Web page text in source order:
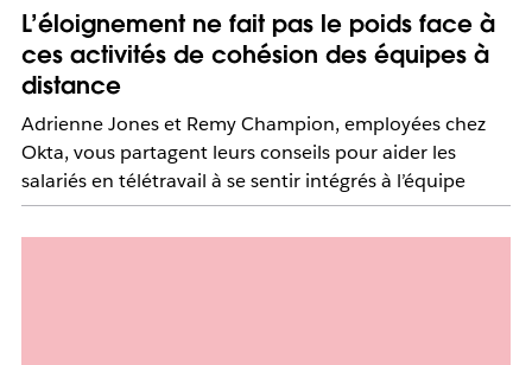
L’éloignement ne fait pas le poids face à
ces activités de cohésion des équipes à
distance
Adrienne Jones et Remy Champion, employées chez
Okta, vous partagent leurs conseils pour aider les
salariés en télétravail à se sentir intégrés à l’équipe